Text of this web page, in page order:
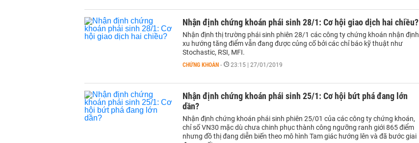
Nhận định chứng khoán phái sinh 28/1: Cơ hội giao dịch hai chiều?
Nhận định thị trường phái sinh phiên 28/1 các công ty chứng khoán nhận định
xu hướng tăng điểm vẫn đang được củng cố bởi các chỉ báo kỹ thuật như
Stochastic, RSI, MFI.
CHỨNG KHOÁN - 23:15 | 27/01/2019
Nhận định chứng khoán phái sinh 25/1: Cơ hội bứt phá đang lớn
dần?
Nhận định chứng khoán phái sinh phiên 25/01 của các công ty chứng khoán,
chỉ số VN30 mặc dù chưa chinh phục thành công ngưỡng ranh giới 865 điểm
nhưng đồ thị đang diễn biến theo mô hình Tam giác hướng lên và đã bước giai